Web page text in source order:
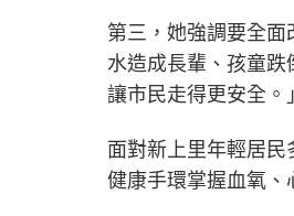
第三，她強調要全
水造成長輩、孩童跌
讓市民走得更安全。」
面對新上里年輕居
健康手環掌握血氧、